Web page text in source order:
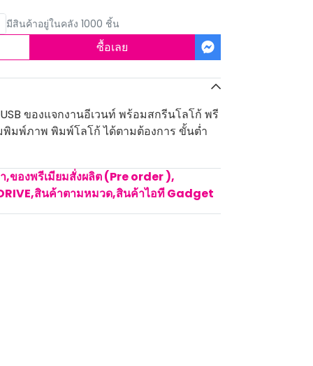
มีสินค้าอยู่ในคลัง 1000 ชิ้น
ซื้อเลย
ของแจกงานอีเวนท์ พร้อมสกรีนโลโก้ พรี
พิมพ์ภาพ พิมพ์โลโก้ ได้ตามต้องการ ขั้นต่ำ
,ของพรีเมียมสั่งผลิต (Pre order ),
,สินค้าตามหมวด,สินค้าไอที Gadget